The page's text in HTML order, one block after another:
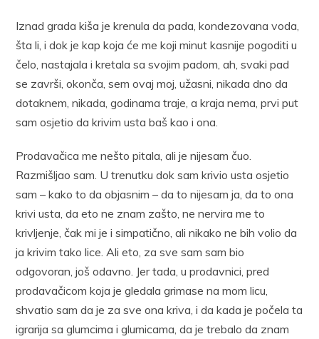
Iznad grada kiša je krenula da pada, kondezovana voda,
šta li, i dok je kap koja će me koji minut kasnije pogoditi u
čelo, nastajala i kretala sa svojim padom, ah, svaki pad
se završi, okonča, sem ovaj moj, užasni, nikada dno da
dotaknem, nikada, godinama traje, a kraja nema, prvi put
sam osjetio da krivim usta baš kao i ona.
Prodavačica me nešto pitala, ali je nijesam čuo.
Razmišljao sam. U trenutku dok sam krivio usta osjetio
sam – kako to da objasnim – da to nijesam ja, da to ona
krivi usta, da eto ne znam zašto, ne nervira me to
krivljenje, čak mi je i simpatično, ali nikako ne bih volio da
ja krivim tako lice. Ali eto, za sve sam sam bio
odgovoran, još odavno. Jer tada, u prodavnici, pred
prodavačicom koja je gledala grimase na mom licu,
shvatio sam da je za sve ona kriva, i da kada je počela ta
igrarija sa glumcima i glumicama, da je trebalo da znam